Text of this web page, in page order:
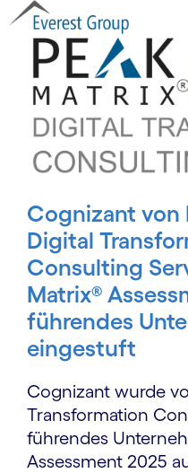
Cognizant von
Digital
Consulting
Matrix®
führendes
eingestuft
Cognizant wurde
Transformation
führendes
Assessment 2025